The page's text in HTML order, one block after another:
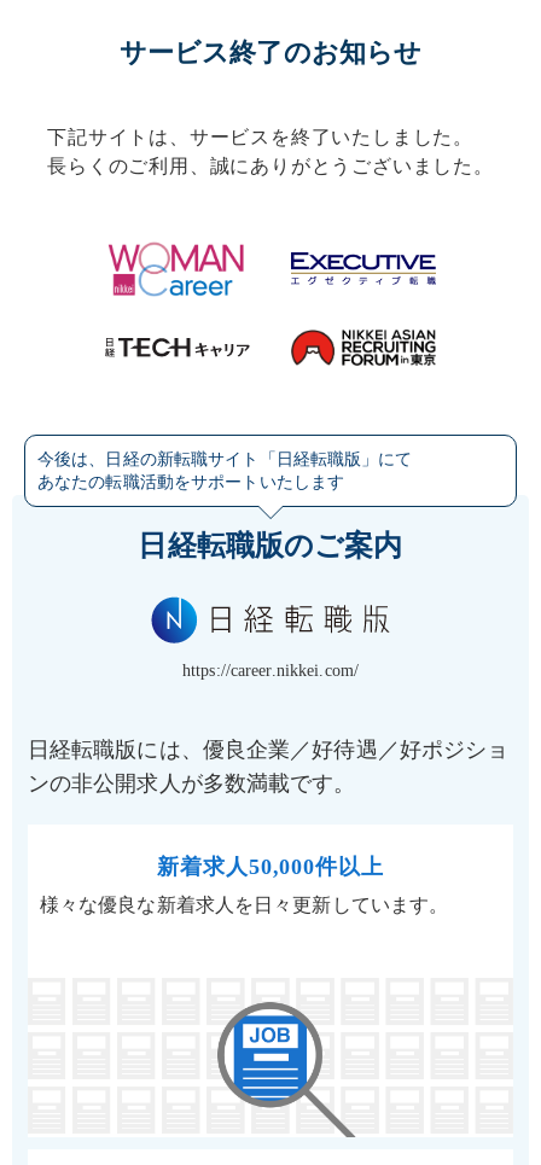
サービス終了のお知らせ
下記サイトは、サービスを終了いたしました。
長らくのご利用、誠にありがとうございました。
今後は、日経の新転職サイト「日経転職版」にて
あなたの転職活動をサポートいたします
日経転職版のご案内
https://career.nikkei.com/
日経転職版には、優良企業／好待遇／好ポジショ
ンの非公開求人が多数満載です。
新着求人50,000件以上
様々な優良な新着求人を日々更新しています。